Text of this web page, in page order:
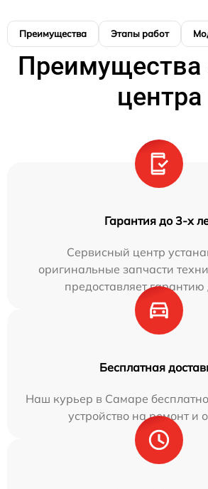
Преимущества Этапы работ
Преимущества
центра
Гарантия до 3-х
Сервисный центр
оригинальные запчасти
предоставляет гарантию
Бесплатная
Наш курьер в Самаре
устройство на ремонт и